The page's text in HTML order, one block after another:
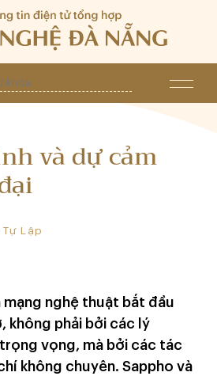
và dự cảm
Lập
mạng nghệ thuật bắt đầu
không phải bởi các lý
vọng, mà bởi các tác
không chuyên. Sappho và